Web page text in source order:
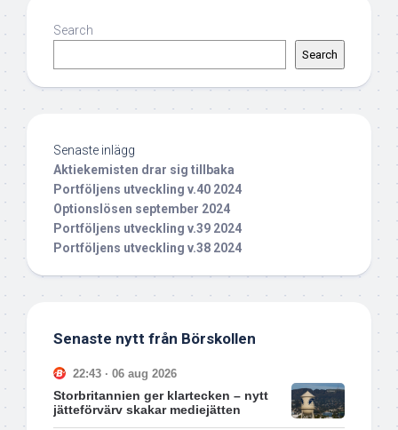
Search
Search
Senaste inlägg
Aktiekemisten drar sig tillbaka
Portföljens utveckling v.40 2024
Optionslösen september 2024
Portföljens utveckling v.39 2024
Portföljens utveckling v.38 2024
Senaste nytt från Börskollen
22:43 · 06 aug 2026
Storbritannien ger klartecken – nytt
jätteförvärv skakar mediejätten